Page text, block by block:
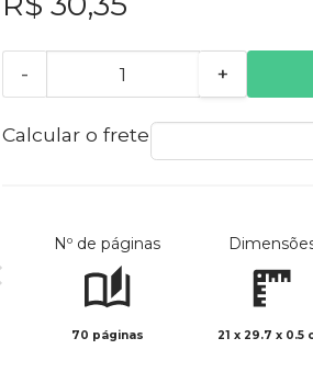
- +
Calcular o frete
Nº de páginas
70 páginas 21 x 29.7 x 0.5